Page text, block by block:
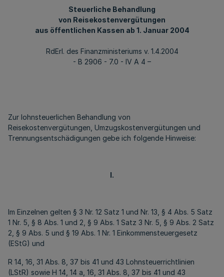
Steuerliche Behandlung
von Reisekostenvergütungen
aus öffentlichen Kassen ab 1. Januar 2004
RdErl. des Finanzministeriums v. 1.4.2004
- B 2906 - 7.0 - IV A 4 –
Zur lohnsteuerlichen Behandlung von
Reisekostenvergütungen, Umzugskostenvergütungen und
Trennungsentschädigungen gebe ich folgende Hinweise:
I.
Im Einzelnen gelten § 3 Nr. 12 Satz 1 und Nr. 13, § 4 Abs. 5 Satz
1 Nr. 5, § 8 Abs. 1 und 2, § 9 Abs. 1 Satz 3 Nr. 5, § 9 Abs. 2 Satz
2, § 9 Abs. 5 und § 19 Abs. 1 Nr. 1 Einkommensteuergesetz
(EStG) und
R 14, 16, 31 Abs. 8, 37 bis 41 und 43 Lohnsteuerrichtlinien
(LStR) sowie H 14, 14 a, 16, 31 Abs. 8, 37 bis 41 und 43